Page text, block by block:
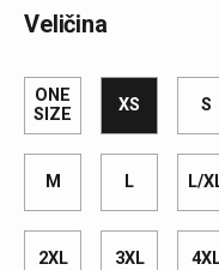
Veličina
ONE
SIZE
XS S
M L L/
2XL 3XL